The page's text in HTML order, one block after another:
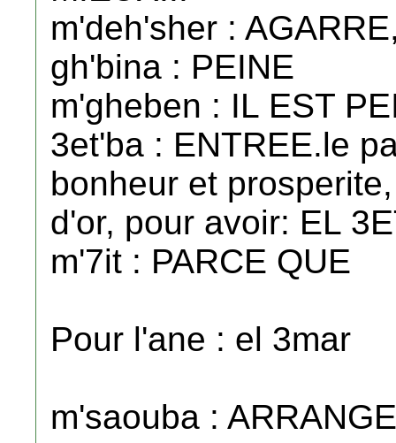
m'deh'sher :
gh'bina : PEINE
m'gheben : IL EST
3et'ba : ENTREE.le
bonheur et
d'or, pour avoir: EL
m'7it : PARCE QUE
Pour l'ane : el 3mar
m'saouba :